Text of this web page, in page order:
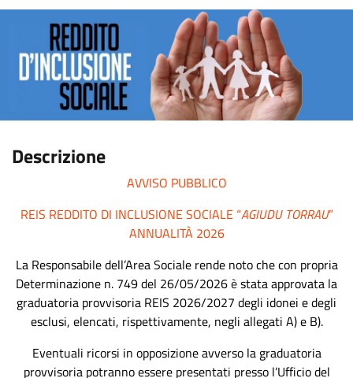
Descrizione
AVVISO PUBBLICO
REIS REDDITO DI INCLUSIONE SOCIALE “AGIUDU TORRAU”
ANNUALITÀ 2026
La Responsabile dell’Area Sociale rende notoche con propria
Determinazione n. 749del 26/05/2026èstata approvata la
graduatoria provvisoria REIS 2026/2027 degli idonei e degli
esclusi, elencati, rispettivamente, negli allegati A) e B).
Eventuali ricorsi in opposizione avverso la graduatoria
provvisoria potranno essere presentati presso l’Ufficiodel